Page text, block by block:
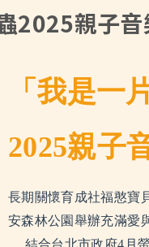
2025親子
「我是一
2025親子
長期關懷育成社福憨寶
安森林公園舉辦充滿愛
。 結合台北市政府4月